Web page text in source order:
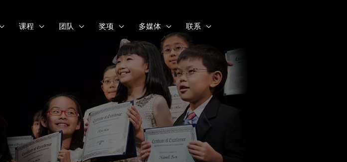
课程 团队 奖项 多媒体 联系